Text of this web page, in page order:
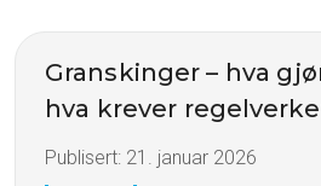
Granskinger – hva
hva krever
Publisert: 21. januar 2026